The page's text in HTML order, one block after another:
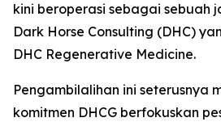
kini beroperasi sebagai sebuah
Dark Horse Consulting (DHC)
DHC Regenerative Medicine.
Pengambilalihan ini seterusnya
komitmen DHCG berfokuskan